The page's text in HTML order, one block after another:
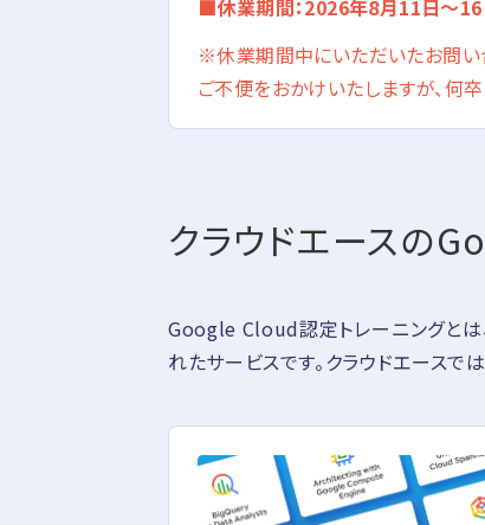
■休業期間：2026年8月11日〜16
※休業期間中にいただいたお問い
ご不便をおかけいたしますが、何
クラウドエースの
Google Cloud認定トレーニングと
れたサービスです。クラウドエース